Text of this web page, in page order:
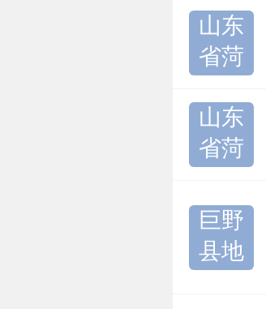
山东
省菏
山东
省菏
巨野
县地